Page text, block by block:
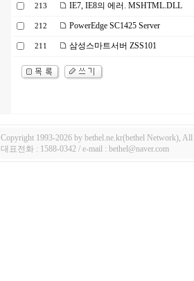
213 IE7, IE8의 에러. MSHTML.DLL
212 PowerEdge SC1425 Server
211 삼성스마트서버 ZSS101
Copyright 1993-2026 by bethel.ne.kr(bethel Network), All
대표전화 : 1588-0342 / e-mail : bethel@naver.com